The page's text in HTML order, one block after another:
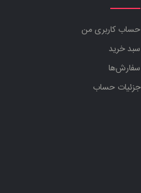
حساب کاربری من
سبد خرید
سفارش‌ها
جزئیات حساب